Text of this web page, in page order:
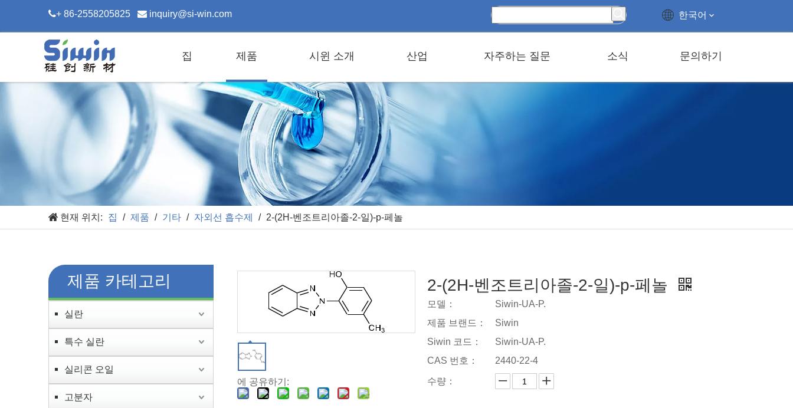
+ 86-2558205825  inquiry@si-win.com 한국어
집 제품 시윈 소개 산업 자주하는 질문 소식 문의하기
현재 위치: 집 / 제품 / 기타 / 자외선 흡수제 / 2-(2H-벤조트리아졸-2-일)-p-페놀
제품 카테고리
실란
특수 실란
실리콘 오일
고분자
에 공유하기:
2-(2H-벤조트리아졸-2-일)-p-페놀
모델：
Siwin-UA-P.
제품 브랜드：
Siwin
Siwin 코드：
Siwin-UA-P.
CAS 번호：
2440-22-4
수량：